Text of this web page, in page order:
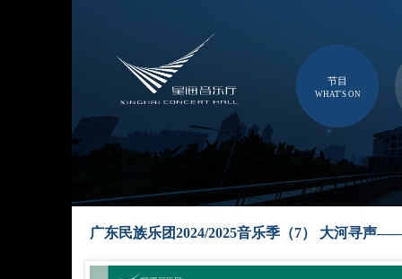
节目
WHAT'S ON
广东民族乐团2024/2025音乐季（7） 大河寻声